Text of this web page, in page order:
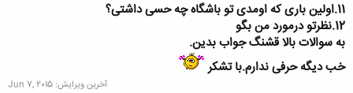
11.اولین باری که اومدی تو باشگاه چه حسی داشتی؟
12.نظرتو درمورد من بگو
به سوالات بالا قشنگ جواب بدین.
خب دیگه حرفی ندارم.با تشکر
آخرین ویرایش: Jun 7, 2015